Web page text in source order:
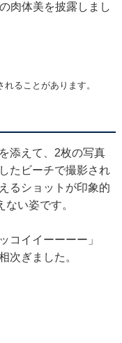
肉体美を披露しまし
ることがあります。
添えて、2枚の写真
たビーチで撮影され
るショットが印象的
い姿です。
コイイーーーー」
次ぎました。